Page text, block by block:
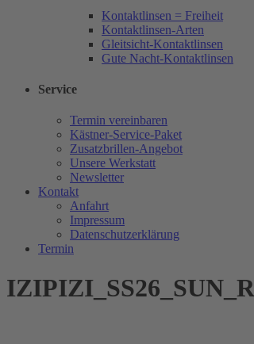
Kontaktlinsen = Freiheit
Kontaktlinsen-Arten
Gleitsicht-Kontaktlinsen
Gute Nacht-Kontaktlinsen
Service
Termin vereinbaren
Kästner-Service-Paket
Zusatzbrillen-Angebot
Unsere Werkstatt
Newsletter
Kontakt
Anfahrt
Impressum
Datenschutzerklärung
Termin